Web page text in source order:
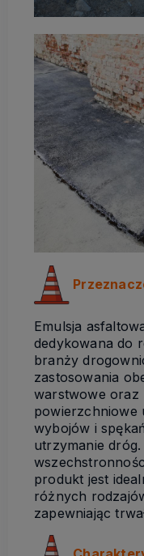
Emulsja
dedykowana do
branży
zastosowania
warstwowe oraz
powierzchniowe
wybojów i
utrzymanie dróg.
produkt jest
różnych
zapewniając